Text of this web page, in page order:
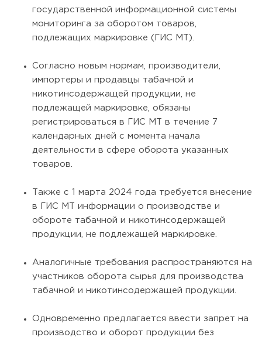
государственной информационной системы
мониторинга за оборотом товаров,
подлежащих маркировке (ГИС МТ).
Согласно новым нормам, производители,
импортеры и продавцы табачной и
никотинсодержащей продукции, не
подлежащей маркировке, обязаны
регистрироваться в ГИС МТ в течение 7
календарных дней с момента начала
деятельности в сфере оборота указанных
товаров.
Также с 1 марта 2024 года требуется внесение
в ГИС МТ информации о производстве и
обороте табачной и никотинсодержащей
продукции, не подлежащей маркировке.
Аналогичные требования распространяются на
участников оборота сырья для производства
табачной и никотинсодержащей продукции.
Одновременно предлагается ввести запрет на
производство и оборот продукции без